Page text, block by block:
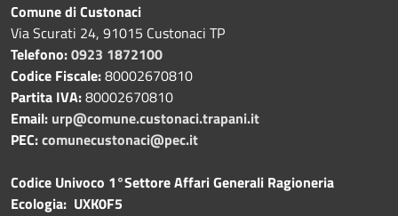
Comune di Custonaci
Via Scurati 24, 91015 Custonaci TP
Telefono:0923 1872100
Codice Fiscale:80002670810
Partita IVA:80002670810
Email: urp@comune.custonaci.trapani.it
PEC:comunecustonaci@pec.it
Codice Univoco 1°Settore Affari Generali Ragioneria
Ecologia: UXK0F5